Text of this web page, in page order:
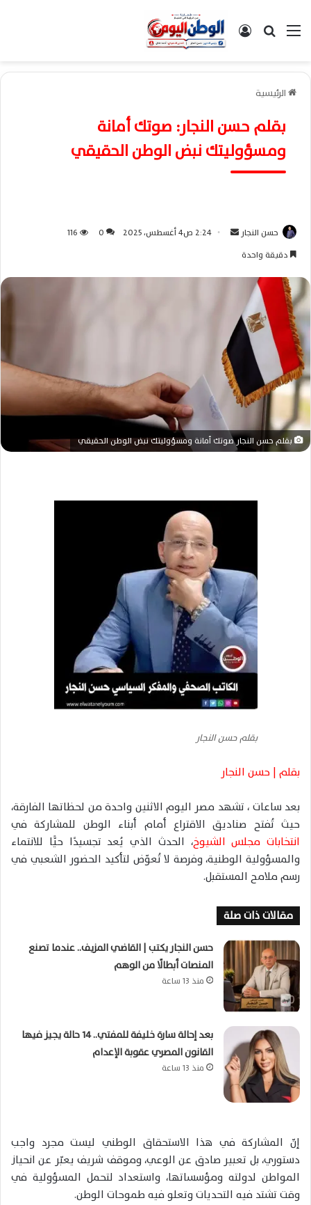
القائمةبحث عن تسجيل الدخول
الرئيسية
بقلم حسن النجار: صوتك أمانة
ومسؤوليتك نبض الوطن الحقيقي
حسن النجار
د
ا
إ
ت
ر
ي
2:24 ص4 أغسطس، 2025 0
116
دقيقة واحدة
بقلم حسن النجار صوتك أمانة ومسؤوليتك نبض الوطن الحقيقي
بقلم حسن النجار
بقلم | حسن النجار
بعد ساعات ، تشهد مصر اليوم الاثنين واحدة من لحظاتها الفارقة،
حيث تُفتح صناديق الاقتراع أمام أبناء الوطن للمشاركة في
انتخابات مجلس الشيوخ، الحدث الذي يُعد تجسيدًا حيًّا للانتماء
والمسؤولية الوطنية، وفرصة لا تُعوّض لتأكيد الحضور الشعبي في
رسم ملامح المستقبل.
مقالات ذات صلة
حسن النجار يكتب | القاضي المزيف.. عندما تصنع
المنصات أبطالًا من الوهم
منذ 13 ساعة
بعد إحالة سارة خليفة للمفتي.. 14 حالة يجيز فيها
القانون المصري عقوبة الإعدام
منذ 13 ساعة
إنّ المشاركة في هذا الاستحقاق الوطني ليست مجرد واجب
دستوري، بل تعبير صادق عن الوعي، وموقف شريف يعبّر عن انحياز
المواطن لدولته ومؤسساتها، واستعداد لتحمل المسؤولية في
وقت تشتد فيه التحديات وتعلو فيه طموحات الوطن.